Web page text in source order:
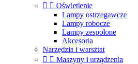
  Oświetlenie
Lampy ostrzegawcze
Lampy robocze
Lampy zespolone
Akcesoria
Narzędzia i warsztat
  Maszyny i urządzenia